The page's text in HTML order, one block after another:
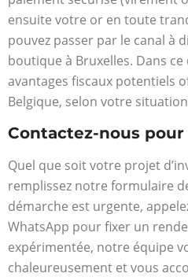
ensuite votre or en toute
pouvez passer par le canal à
boutique à Bruxelles. Dans ce
avantages fiscaux potentiels
Belgique, selon votre
Contactez-nous
Quel que soit votre projet
remplissez notre formulaire
démarche est urgente,
WhatsApp pour fixer un
expérimentée, notre équipe
chaleureusement et vous